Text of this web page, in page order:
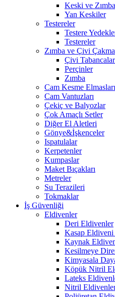
Keski ve
Yan Keskiler
Testereler
Testere
Testereler
Zımba ve Çivi Çakma
Çivi
Perçinler
Zımba
Cam Kesme Elmasları
Cam Vantuzları
Çekiç ve Balyozlar
Çok Amaçlı Setler
Diğer El Aletleri
Gönye&İşkenceler
Ispatulalar
Kerpetenler
Kumpaslar
Maket Bıçakları
Metreler
Su Terazileri
Tokmaklar
İş Güvenliği
Eldivenler
Deri Eldivenler
Kasap
Kaynak
Kesilmeye
Kimyasala
Köpük Nitril
Lateks
Nitril